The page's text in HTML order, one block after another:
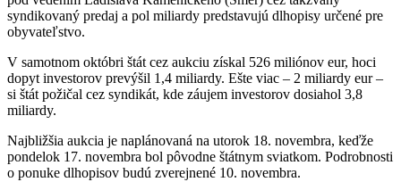
syndikovaný predaj a pol miliardy predstavujú dlhopisy určené pre
obyvateľstvo.
V samotnom októbri štát cez aukciu získal 526 miliónov eur, hoci
dopyt investorov prevýšil 1,4 miliardy. Ešte viac – 2 miliardy eur –
si štát požičal cez syndikát, kde záujem investorov dosiahol 3,8
miliardy.
Najbližšia aukcia je naplánovaná na utorok 18. novembra, keďže
pondelok 17. novembra bol pôvodne štátnym sviatkom. Podrobnosti
o ponuke dlhopisov budú zverejnené 10. novembra.